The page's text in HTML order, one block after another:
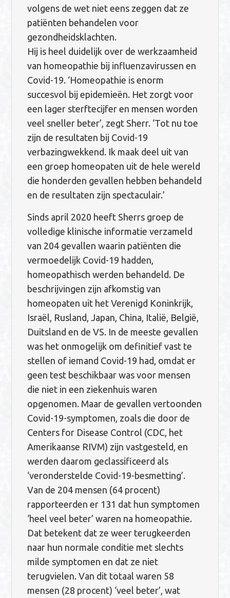
volgens de wet niet eens zeggen dat ze
patiënten behandelen voor
gezondheidsklachten.
Hij is heel duidelijk over de werkzaamheid
van homeopathie bij influenzavirussen en
Covid-19. ‘Homeopathie is enorm
succesvol bij epidemieën. Het zorgt voor
een lager sterftecijfer en mensen worden
veel sneller beter’, zegt Sherr. ‘Tot nu toe
zijn de resultaten bij Covid-19
verbazingwekkend. Ik maak deel uit van
een groep homeopaten uit de hele wereld
die honderden gevallen hebben behandeld
en de resultaten zijn spectaculair.’
Sinds april 2020 heeft Sherrs groep de
volledige klinische informatie verzameld
van 204 gevallen waarin patiënten die
vermoedelijk Covid-19 hadden,
homeopathisch werden behandeld. De
beschrijvingen zijn afkomstig van
homeopaten uit het Verenigd Koninkrijk,
Israël, Rusland, Japan, China, Italië, België,
Duitsland en de VS. In de meeste gevallen
was het onmogelijk om definitief vast te
stellen of iemand Covid-19 had, omdat er
geen test beschikbaar was voor mensen
die niet in een ziekenhuis waren
opgenomen. Maar de gevallen vertoonden
Covid-19-symptomen, zoals die door de
Centers for Disease Control (CDC, het
Amerikaanse RIVM) zijn vastgesteld, en
werden daarom geclassificeerd als
‘veronderstelde Covid-19-besmetting’.
Van de 204 mensen (64 procent)
rapporteerden er 131 dat hun symptomen
‘heel veel beter’ waren na homeopathie.
Dat betekent dat ze weer terugkeerden
naar hun normale conditie met slechts
milde symptomen en dat ze niet
terugvielen. Van dit totaal waren 58
mensen (28 procent) ‘veel beter’, wat